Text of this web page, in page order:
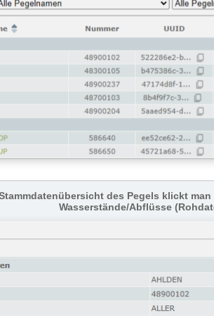
des Pegels klickt
Wasserstände/Abflüsse